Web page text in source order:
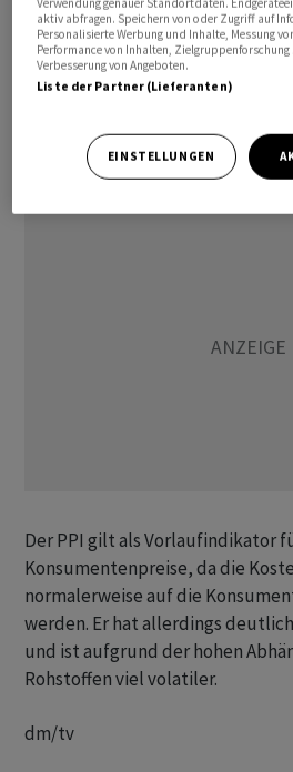
Der sogenannte Gesamtindex
Importpreise (PPI) hatte im Mai
seither in den meisten Monaten
er erstmals seit mehr als zwei
Der PPI gilt als Vorlaufindikator
Konsumentenpreise, da die
normalerweise auf die
werden. Er hat allerdings
und ist aufgrund der hohen
Rohstoffen viel volatiler.
dm/tv
aktiv abfragen. Speichern von oder Zugriff auf
Personalisierte Werbung und Inhalte, Messung
Performance von Inhalten,
Verbesserung von Angeboten.
Liste der Partner (Lieferanten)
EINSTELLUNGEN